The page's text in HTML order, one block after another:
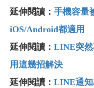
延伸閱讀： 手機容量
iOS/Android都適用
延伸閱讀： LINE突
用這幾招解決
延伸閱讀： LINE通